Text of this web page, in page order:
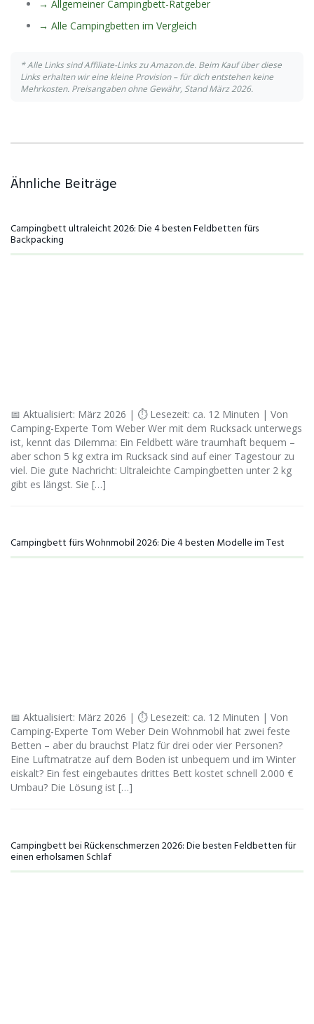
→ Allgemeiner Campingbett-Ratgeber
→ Alle Campingbetten im Vergleich
* Alle Links sind Affiliate-Links zu Amazon.de. Beim Kauf über diese
Links erhalten wir eine kleine Provision – für dich entstehen keine
Mehrkosten. Preisangaben ohne Gewähr, Stand März 2026.
Ähnliche Beiträge
Campingbett ultraleicht 2026: Die 4 besten Feldbetten fürs
Backpacking
📅 Aktualisiert: März 2026 | ⏱ Lesezeit: ca. 12 Minuten | Von
Camping-Experte Tom Weber Wer mit dem Rucksack unterwegs
ist, kennt das Dilemma: Ein Feldbett wäre traumhaft bequem –
aber schon 5 kg extra im Rucksack sind auf einer Tagestour zu
viel. Die gute Nachricht: Ultraleichte Campingbetten unter 2 kg
gibt es längst. Sie […]
Campingbett fürs Wohnmobil 2026: Die 4 besten Modelle im Test
📅 Aktualisiert: März 2026 | ⏱ Lesezeit: ca. 12 Minuten | Von
Camping-Experte Tom Weber Dein Wohnmobil hat zwei feste
Betten – aber du brauchst Platz für drei oder vier Personen?
Eine Luftmatratze auf dem Boden ist unbequem und im Winter
eiskalt? Ein fest eingebautes drittes Bett kostet schnell 2.000 €
Umbau? Die Lösung ist […]
Campingbett bei Rückenschmerzen 2026: Die besten Feldbetten für
einen erholsamen Schlaf